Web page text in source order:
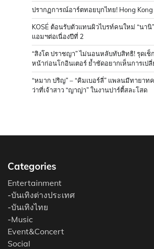
ปรากฏการณ์อาร์ตทอยบุกไทย! Hong
KOSÉ ต้อนรับตัวแทนผิวไบรท์คนใหม่ “นานิ
แอมฯต่อเนื่องปีที่ 2
“สิงโต ปราชญา” ไม่นอนหลับทับสิทธิ! รุดเช็
หน้าก่อนโกอินเตอร์ ย้ำชัดอยากเห็นการเป
“หมาก ปริญ” – “คิมเบอร์ลี่” แพลนมีทายาท
ว่าที่เจ้าสาว “ญาญ่า” ในงานปาร์ตี้สละโสด
Categories
Entertainment
-บันเทิงต่างประเทศ
-บันเทิงไทย
-Music
Event&Concert
Social